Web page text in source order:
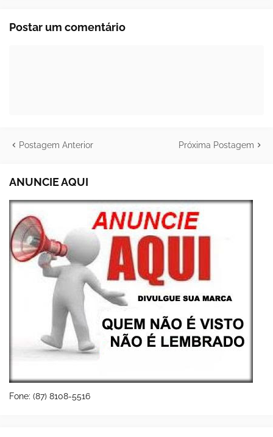
Postar um comentário
Postagem Anterior Próxima Postagem
ANUNCIE AQUI
Fone: (87) 8108-5516